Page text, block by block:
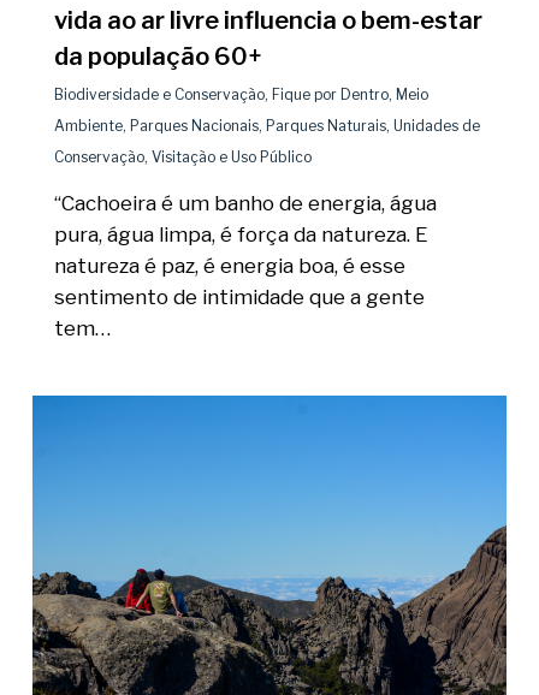
vida ao ar livre influencia o bem-estar
da população 60+
Biodiversidade e Conservação, Fique por Dentro, Meio
Ambiente, Parques Nacionais, Parques Naturais, Unidades de
Conservação, Visitação e Uso Público
“Cachoeira é um banho de energia, água
pura, água limpa, é força da natureza. E
natureza é paz, é energia boa, é esse
sentimento de intimidade que a gente
tem…